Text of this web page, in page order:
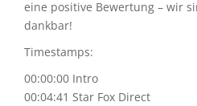
eine positive Bewertung – wir
dankbar!
Timestamps:
00:00:00 Intro
00:04:41 Star Fox Direct